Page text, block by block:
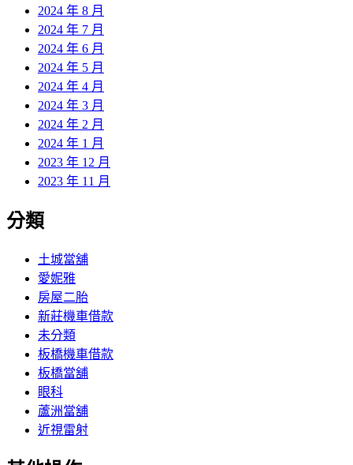
2024 年 8 月
2024 年 7 月
2024 年 6 月
2024 年 5 月
2024 年 4 月
2024 年 3 月
2024 年 2 月
2024 年 1 月
2023 年 12 月
2023 年 11 月
分類
土城當舖
愛妮雅
房屋二胎
新莊機車借款
未分類
板橋機車借款
板橋當舖
眼科
蘆洲當舖
近視雷射